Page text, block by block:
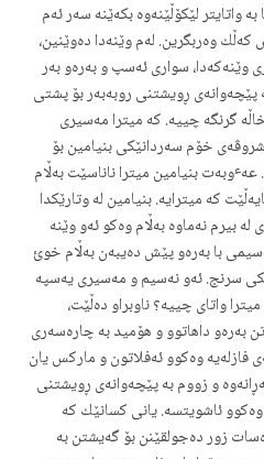
واتایتر لێكۆڵێنەوە بكەێنە سەر ئەم
كەڵك وەربگرین. لەم وێنەدا دەوێنین،
وێنەكەدا، سواری ئەسپ و بەرەو بەر
پێچەوانەی ڕویشتنی روبەبەر بۆ پشتی
گرنگە چییە. كە میترا مەسیری
خۆم سەردانێكی بنیامین بۆ
بنیامین میترا ناناسێت بەڵام
كە میترایە. بنیامین لە وتارێكدا
بیرم نەماوە بەڵام وەكو ئەو وێنە
با بەرەو پێش دەیبەن بەڵام خوئ
سرنج. ئەو نەسیم و مەسیری یەسپە
واتای چییە؟ ناوبراو دەڵێت،
بەرەو داهاتوو و هۆمید بە چارەسەری
فازلەیە وەكوو ئەفلاتون و ماركس یان
و زووم بە پێچەوانەی ڕویشتنی
ئاشویتسە. یانی كسانێك كە
زور دەجولقێنن بۆ گەیشتن بە